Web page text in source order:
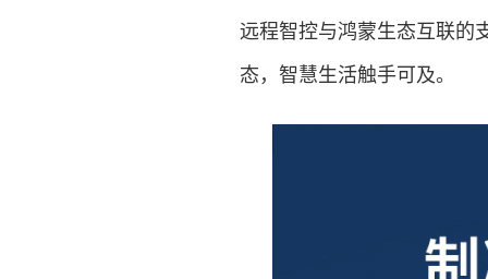
远程智控与鸿蒙生态互联的
态，智慧生活触手可及。